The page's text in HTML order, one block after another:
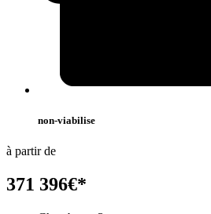
non-viabilise
à partir de
371 396€*